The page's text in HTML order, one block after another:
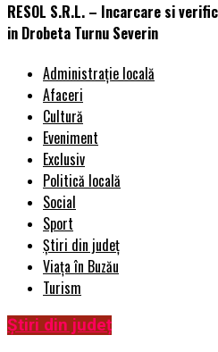
RESOL S.R.L. – Incarcare si
in Drobeta Turnu Severin
Administrație locală
Afaceri
Cultură
Eveniment
Exclusiv
Politică locală
Social
Sport
Știri din județ
Viața în Buzău
Turism
Știri din județ